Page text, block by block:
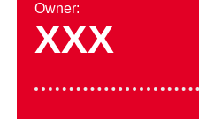
Owner:
XXX